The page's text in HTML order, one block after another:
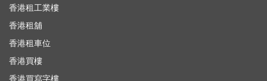
香港租工業樓
香港租舖
香港租車位
香港買樓
香港買寫字樓